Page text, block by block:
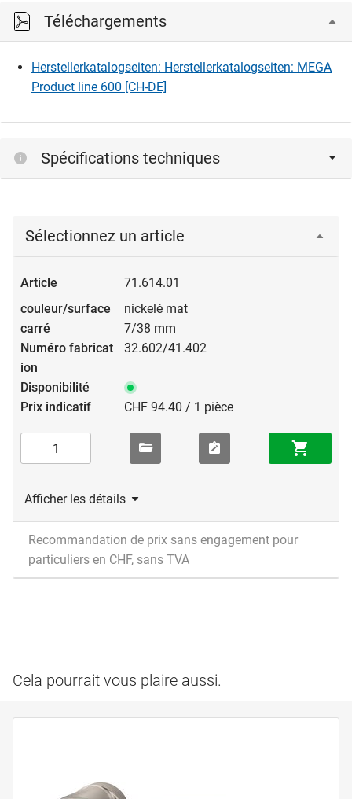
Téléchargements
Herstellerkatalogseiten: Herstellerkatalogseiten: MEGA
Product line 600 [CH-DE]
Spécifications techniques
Sélectionnez un article
71.614.01
nickelé mat
7/38 mm
32.602/41.402
CHF 94.40 / 1 pièce
Afficher les détails
Recommandation de prix sans engagement pour
particuliers en CHF, sans TVA
Cela pourrait vous plaire aussi.